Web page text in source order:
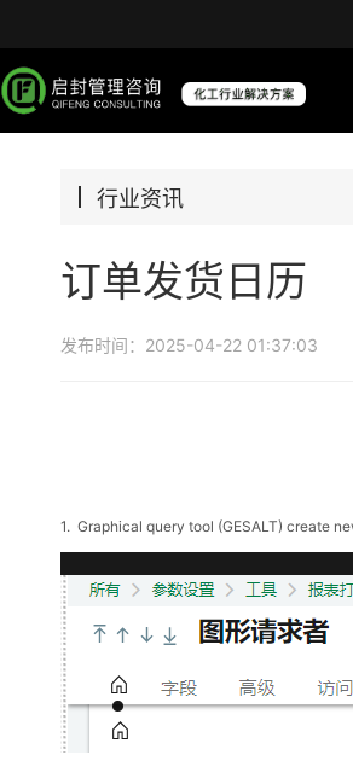
行业资讯
订单发货日历
发布时间：2025-04-22 01:37:03
1. Graphical query tool (GESALT) create